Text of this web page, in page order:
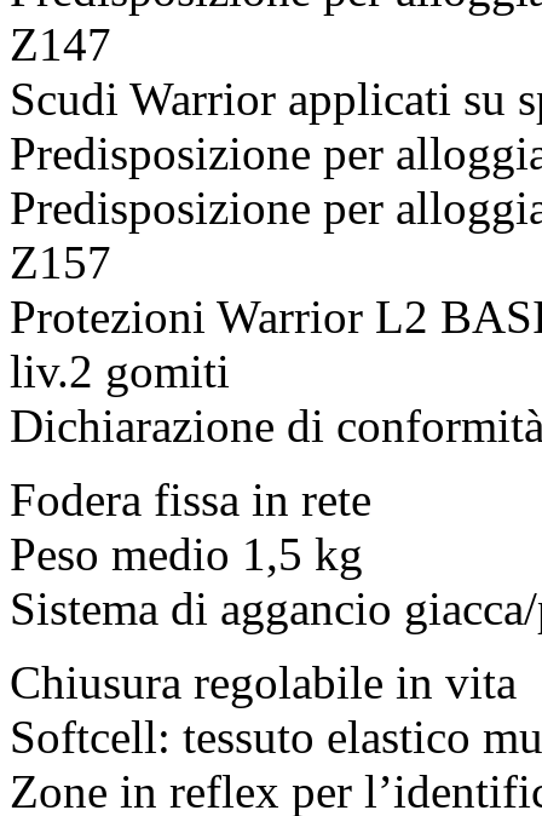
Z147
Scudi Warrior applicati su
Predisposizione per
Predisposizione per
Z157
Protezioni Warrior L2
liv.2 gomiti
Dichiarazione di
Fodera fissa in rete
Peso medio 1,5 kg
Sistema di aggancio
Chiusura regolabile in vita
Softcell: tessuto elastico
Zone in reflex per